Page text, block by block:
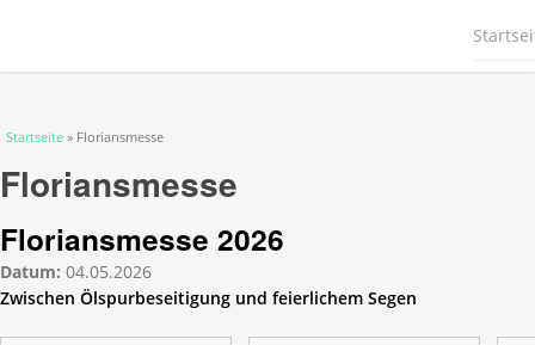
Sie sind hier
Startseite » Floriansmesse
Floriansmesse
Floriansmesse 2026
Datum: 04.05.2026
Zwischen Ölspurbeseitigung und feierlichem Segen